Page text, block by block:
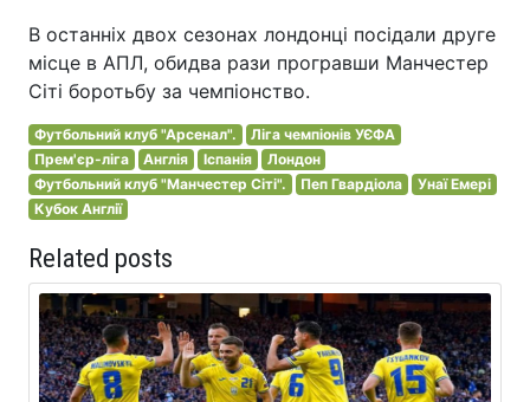
В останніх двох сезонах лондонці посідали друге
місце в АПЛ, обидва рази програвши Манчестер
Сіті боротьбу за чемпіонство.
Футбольний клуб "Арсенал".
Ліга чемпіонів УЄФА
Прем'єр-ліга
Англія Іспанія
Лондон
Футбольний клуб "Манчестер Сіті".
Пеп Гвардіола
Унаї Емері
Кубок Англії
Related posts